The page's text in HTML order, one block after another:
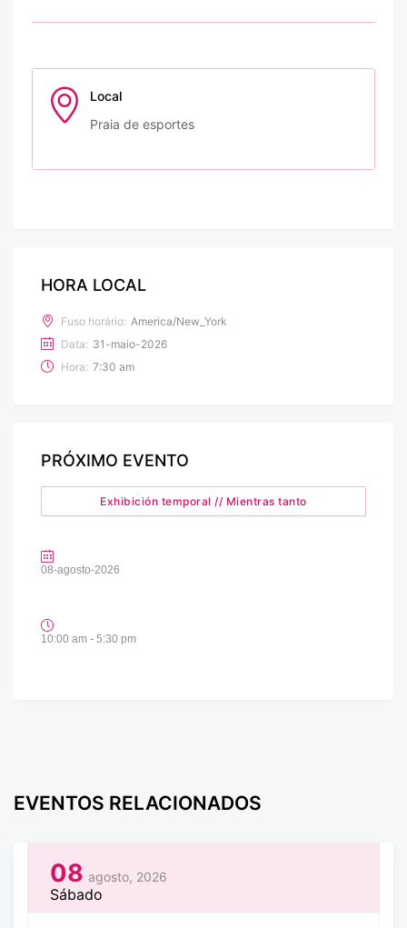
Local
Praia de esportes
HORA LOCAL
Fuso horário: America/New_York
Data: 31-maio-2026
Hora: 7:30 am
PRÓXIMO EVENTO
Exhibición temporal // Mientras tanto
08-agosto-2026
10:00 am - 5:30 pm
EVENTOS RELACIONADOS
08 agosto, 2026
Sábado